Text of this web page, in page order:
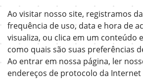
Ao visitar nosso site, registramos
frequência de uso, data e hora de
visualiza, ou clica em um conteúdo
como quais são suas preferências
Ao entrar em nossa página, ler
endereços de protocolo da Internet